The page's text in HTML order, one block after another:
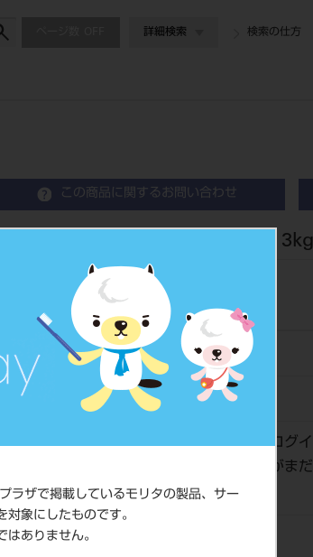
ラザで掲載しているモリタの製品、サー
対象にしたものです。
ありません。
詳細検索 検索の仕方
この商品に関するお問い合わせ
クリストバライト フォルテ-Ex 3kg
Investment
科鋳造用石こう系埋没材
品目コード 202050790
JAN/EANコード 4571223427548
価格の確認は『ログ
ネット会員登録がま
い。
発売日